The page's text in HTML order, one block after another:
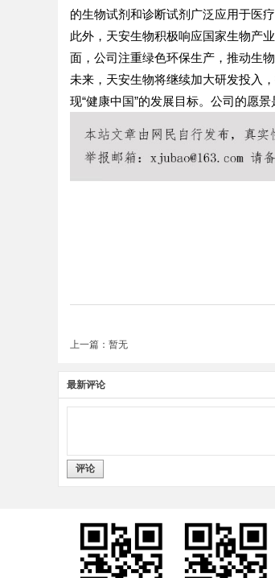
的生物试剂和诊断试剂广泛应用于医
此外，天安生物积极响应国家生物产
面，公司注重绿色环保生产，推动生
未来，天安生物将继续加大研发投入
现“健康中国”的发展目标。公司的愿
上一篇：暂无
最新评论
评论